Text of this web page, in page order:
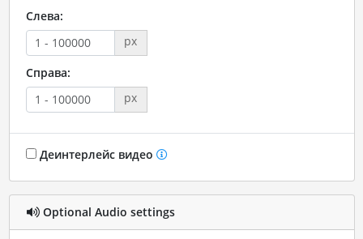
Слева:
px
Справа:
px
Деинтерлейс видео
Optional Audio settings